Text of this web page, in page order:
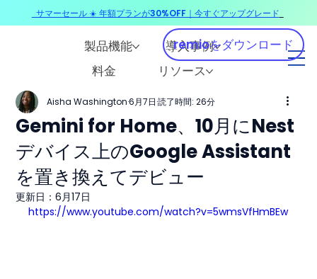
製品機能
導入事例
料金
リソース
remioをダウンロード
Gemini for Home、10月にNest
デバイス上のGoogle Assistant
を置き換えてデビュー
Aisha Washington 6月7日 読了時間: 26分
更新日：6月17日
https://www.youtube.com/watch?v=5wmsVfHmBEw
サマーセール ☀️ 年額プランが30%OFF｜今すぐアップグレード